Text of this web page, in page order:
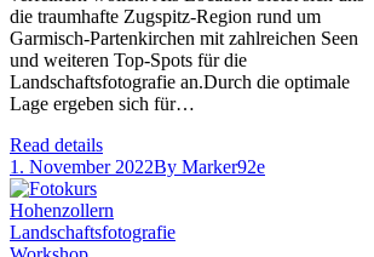
die traumhafte Zugspitz-Region rund um
Garmisch-Partenkirchen mit zahlreichen Seen
und weiteren Top-Spots für die
Landschaftsfotografie an.Durch die optimale
Lage ergeben sich für…
Read details
1. November 2022By Marker92e